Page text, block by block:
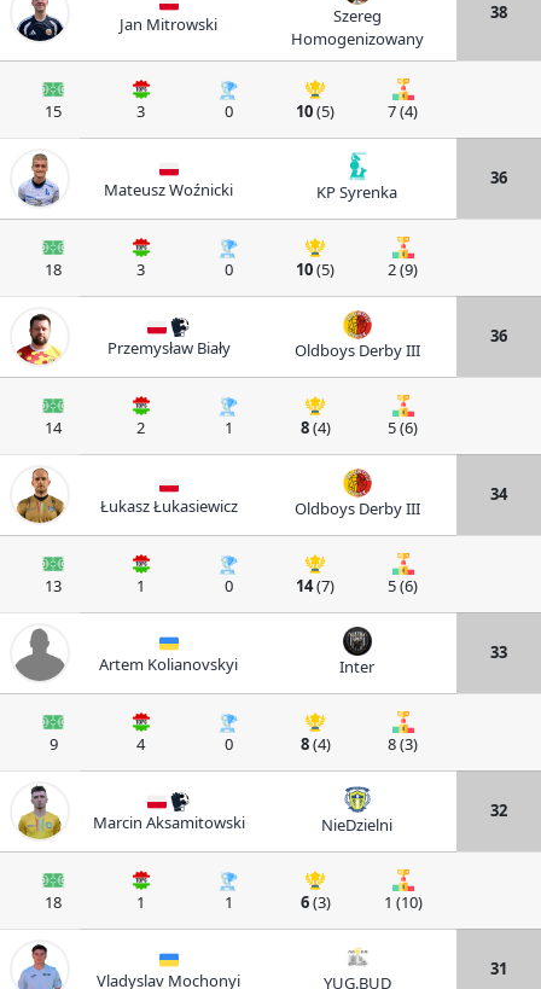
Jan Mitrowski
Szereg
Homogenizowany
38
15 3 0 10(5) 7 (4)
Mateusz Woźnicki KP Syrenka
36
18 3 0 10(5) 2 (9)
Przemysław Biały Oldboys Derby III
36
14 2 1 8(4) 5 (6)
Łukasz Łukasiewicz Oldboys Derby III
34
13 1 0 14(7) 5 (6)
Artem Kolianovskyi Inter
33
9 4 0 8(4) 8 (3)
Marcin Aksamitowski NieDzielni
32
18 1 1 6(3) 1 (10)
Vladyslav Mochonyi YUG.BUD
31